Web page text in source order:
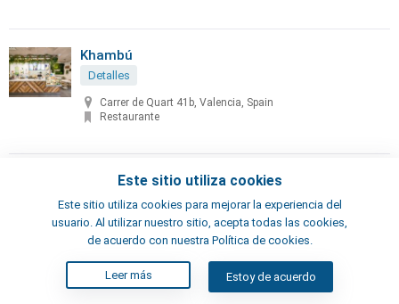
Khambú
Detalles
Carrer de Quart 41b, Valencia, Spain
Restaurante
La Bodeguilla del Gato
Detalles
Calle dels Catalans 10, Valencia, Spania
Bar, Restaurante
Este sitio utiliza cookies
Este sitio utiliza cookies para mejorar la experiencia del
usuario. Al utilizar nuestro sitio, acepta todas las cookies,
de acuerdo con nuestra Política de cookies.
Leer más Estoy de acuerdo